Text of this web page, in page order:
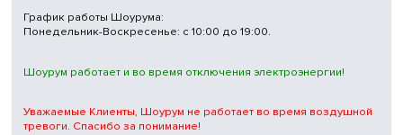
График работы Шоурума:
Понедельник-Воскресенье: с 10:00 до 19:00.
Шоурум работает и во время отключения электроэнергии!
Уважаемые Клиенты, Шоурум не работает во время воздушной
тревоги. Спасибо за понимание!